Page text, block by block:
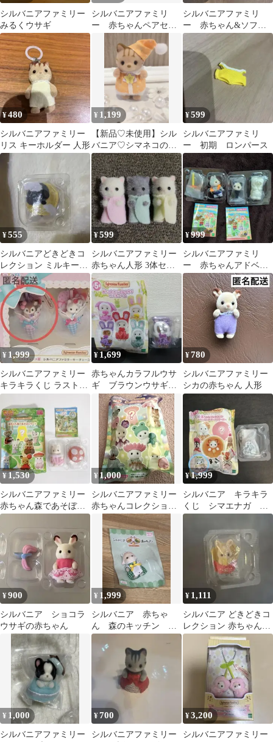
シルバニアファミリー
みるくウサギ
シルバニアファミリ
ー 赤ちゃんペアセッ
シルバニアファミリ
ー 赤ちゃん&ソファ
セット ショコラウサ
¥480
シルバニアファミリー
リス キーホルダー 人形
¥ 1,199
【新品♡未使用】シル
バニア♡シマネコの赤
ちゃん
¥599
シルバニアファミリ
ー 初期 ロンパース
¥555
シルバニアどきどきコ
レクション ミルキーウ
ェイ ほしぞらネコの小
さい赤ちゃん
¥599
シルバニアファミリー
赤ちゃん人形 3体セッ
ト
¥999
シルバニアファミリ
ー 赤ちゃんアドベン
チャーシリーズ 2個セ
ット
¥ 1,999
シルバニアファミリー
キラキラくじ ラストチ
ャンス賞 赤ちゃん シカ
¥ 1,699
赤ちゃんカラフルウサ
ギ ブラウンウサギ
40周年 シルバニアフ
ァミリー
¥780
シルバニアファミリー
シカの赤ちゃん 人形
¥1,530
シルバニアファミリー
赤ちゃん森であそぼシ
リーズ シルクネコの赤
ちゃん
¥1,000
シルバニアファミリー
赤ちゃんコレクション
2個セット
¥1,999
シルバニア キラキラ
くじ シマエナガ G
賞 赤ちゃんコレクシ
¥900
シルバニア ショコラ
ウサギの赤ちゃん
¥ 1,999
シルバニア 赤ちゃ
ん 森のキッチン ヒ
ツジの赤ちゃん エ
マ キッチンユニフォ
¥ 1,111
シルバニア どきどきコ
レクション 赤ちゃんハ
ンバーガー屋さん みる
くウサギ
¥ 1,000
シルバニアファミリー
¥700
シルバニアファミリー
¥3,200
シルバニアファミリー